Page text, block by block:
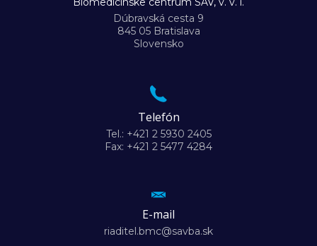
Dúbravská cesta 9
845 05 Bratislava
Slovensko
Telefón
Tel.: +421 2 5930 2405
Fax: +421 2 5477 4284
E-mail
riaditel.bmc@savba.sk